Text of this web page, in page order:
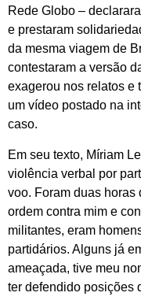
Rede Globo –
e prestaram
da mesma viagem de
contestaram a versão
exagerou nos relatos e
um vídeo postado na
caso.
Em seu texto, Míriam
violência verbal por
voo. Foram duas horas
ordem contra mim e
militantes, eram
partidários. Alguns já
ameaçada, tive meu
ter defendido posições